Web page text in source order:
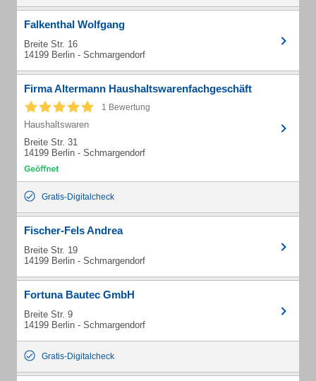
Falkenthal Wolfgang
Breite Str. 16
14199 Berlin - Schmargendorf
Firma Altermann Haushaltswarenfachgeschäft
1 Bewertung
Haushaltswaren
Breite Str. 31
14199 Berlin - Schmargendorf
Gratis-Digitalcheck
Fischer-Fels Andrea
Breite Str. 19
14199 Berlin - Schmargendorf
Fortuna Bautec GmbH
Breite Str. 9
14199 Berlin - Schmargendorf
Gratis-Digitalcheck